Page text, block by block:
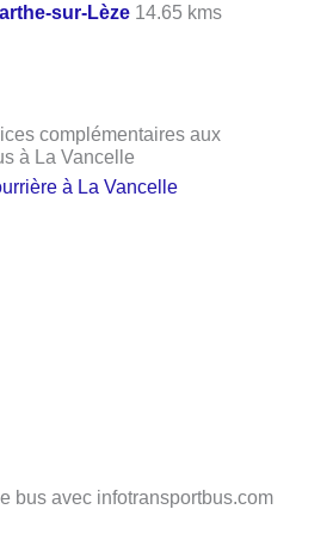
sur-Lèze 14.65 kms
complémentaires aux
à La Vancelle
à La Vancelle
bus avec infotransportbus.com